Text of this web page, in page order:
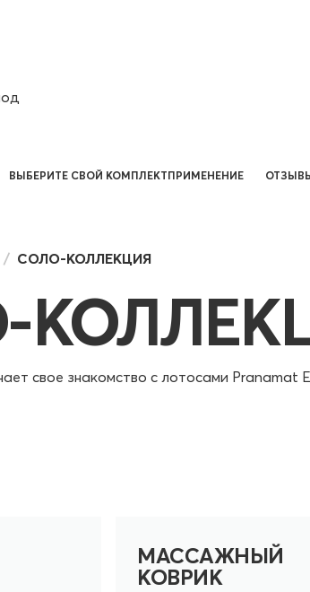
ВЫБЕРИТЕ СВОЙ КОМПЛЕКТПРИМЕНЕНИЕ
СОЛО-КОЛЛЕКЦИЯ
свое знакомство с лотосами Pranamat
МАССАЖНЫЙ
КОВРИК